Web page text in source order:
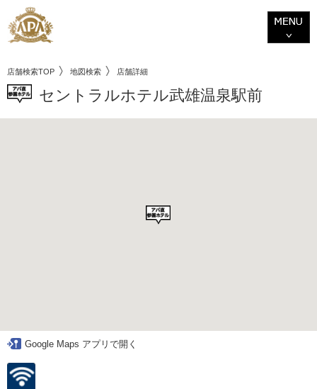
店舗検索TOP 地図検索 店舗詳細
セントラルホテル武雄温泉駅前
Google Maps アプリで開く